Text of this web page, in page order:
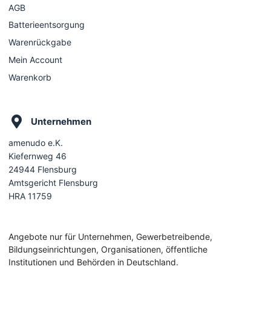
AGB
Batterieentsorgung
Warenrückgabe
Mein Account
Warenkorb
Unternehmen
amenudo e.K.
Kiefernweg 46
24944 Flensburg
Amtsgericht Flensburg
HRA 11759
Angebote nur für Unternehmen, Gewerbetreibende,
Bildungseinrichtungen, Organisationen, öffentliche
Institutionen und Behörden in Deutschland.